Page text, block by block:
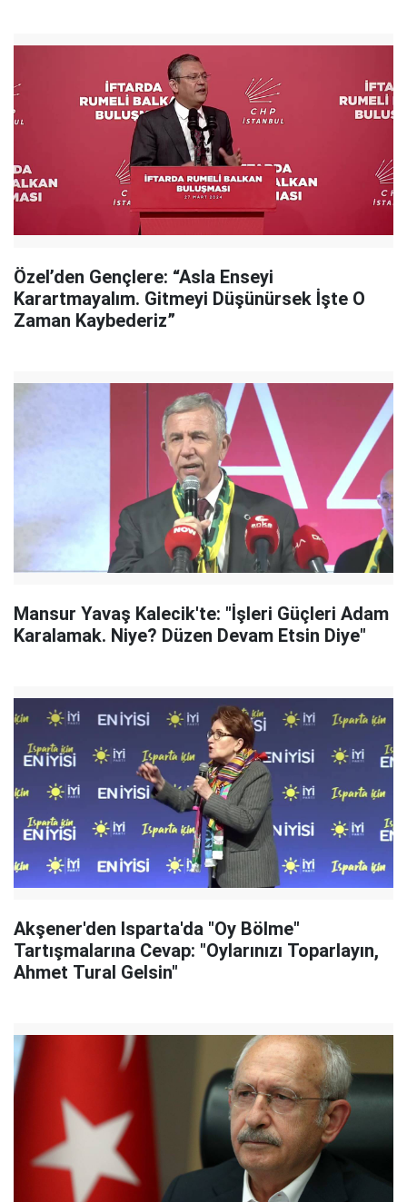
Özel’den Gençlere: “Asla Enseyi
Karartmayalım. Gitmeyi Düşünürsek İşte O
Zaman Kaybederiz”
Mansur Yavaş Kalecik'te: "İşleri Güçleri Adam
Karalamak. Niye? Düzen Devam Etsin Diye"
Akşener'den Isparta'da "Oy Bölme"
Tartışmalarına Cevap: "Oylarınızı Toparlayın,
Ahmet Tural Gelsin"